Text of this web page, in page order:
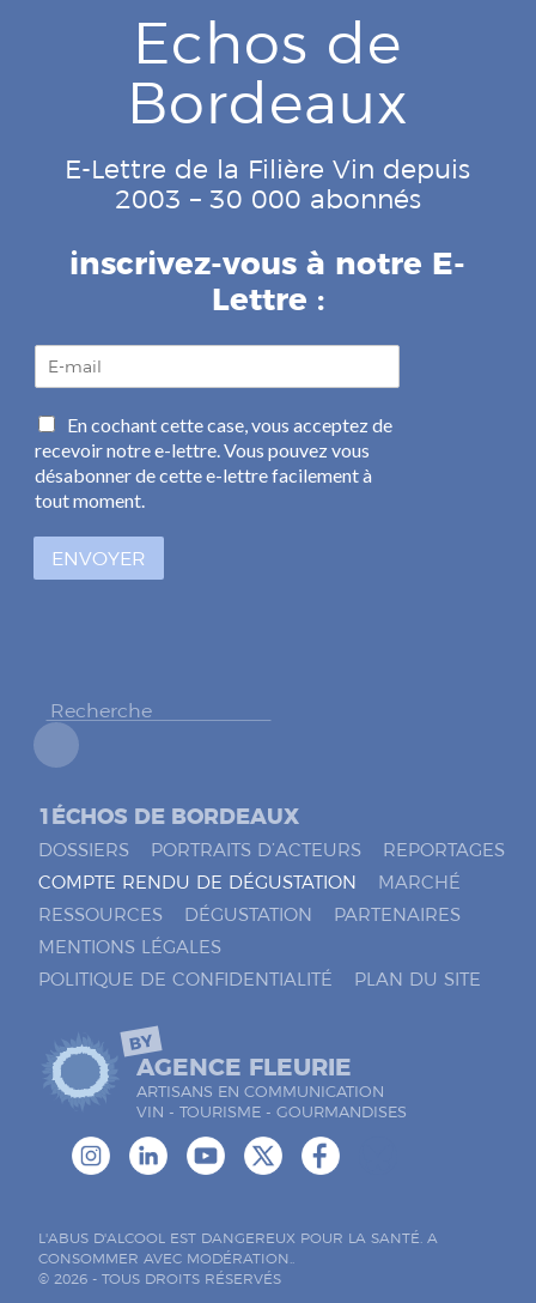
Echos de
Bordeaux
E-Lettre de la Filière Vin depuis
2003 – 30 000 abonnés
inscrivez-vous à notre E-
Lettre :
a
i
l
*
C
a
s
e
à
En cochant cette case, vous acceptez de
recevoir notre e-lettre. Vous pouvez vous
désabonner de cette e-lettre facilement à
tout moment.
ENVOYER
1ÉCHOS DE BORDEAUX
DOSSIERS PORTRAITS D’ACTEURS
REPORTAGES
COMPTE RENDU DE DÉGUSTATION
MARCHÉ
RESSOURCES
DÉGUSTATION
PARTENAIRES
MENTIONS LÉGALES
POLITIQUE DE CONFIDENTIALITÉ
PLAN DU SITE
BY
AGENCE FLEURIE
ARTISANS EN COMMUNICATION
VIN - TOURISME - GOURMANDISES
L'ABUS D'ALCOOL EST DANGEREUX POUR LA SANTÉ. A
CONSOMMER AVEC MODÉRATION..
© 2026 - TOUS DROITS RÉSERVÉS